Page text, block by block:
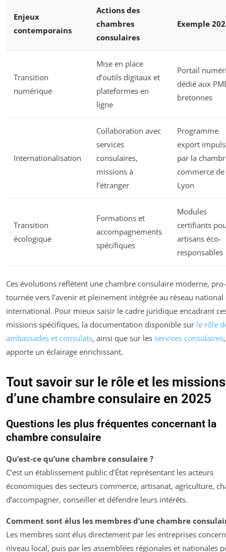
Enjeux
contemporains
Actions des
chambres
consulaires
Exemple
Transition
numérique
Mise en place
d’outils digitaux et
plateformes en
ligne
Portail
dédié aux
bretonnes
Internationalisation
Collaboration avec
services
consulaires,
missions à
l’étranger
Programme
export
par la
commerce de
Lyon
Transition
écologique
Formations et
accompagnements
spécifiques
Modules
certifiants
artisans éco-
responsables
Ces évolutions reflètent une chambre consulaire moderne,
tournée vers l’avenir et pleinement intégrée au réseau national
international. Pour mieux saisir le cadre juridique encadrant
missions spécifiques, la documentation disponible sur le rôle
ambassades et consulats, ainsi que sur les services consulaires,
apporte un éclairage enrichissant.
Tout savoir sur le rôle et les missions
d’une chambre consulaire en 2025
Questions les plus fréquentes concernant la
chambre consulaire
Qu’est-ce qu’une chambre consulaire ?
C’est un établissement public d’État représentant les acteurs
économiques des secteurs commerce, artisanat, agriculture,
d’accompagner, conseiller et défendre leurs intérêts.
Comment sont élus les membres d’une chambre
Les membres sont élus directement par les entreprises
niveau local, puis par les assemblées régionales et nationales